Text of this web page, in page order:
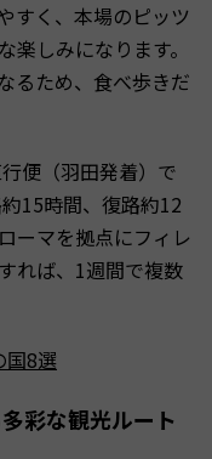
すく、本場のピッツ
しみになります。
るため、食べ歩きだ
便（羽田発着）で
15時間、復路約12
ーマを拠点にフィレ
れば、1週間で複数
国8選
彩な観光ルート